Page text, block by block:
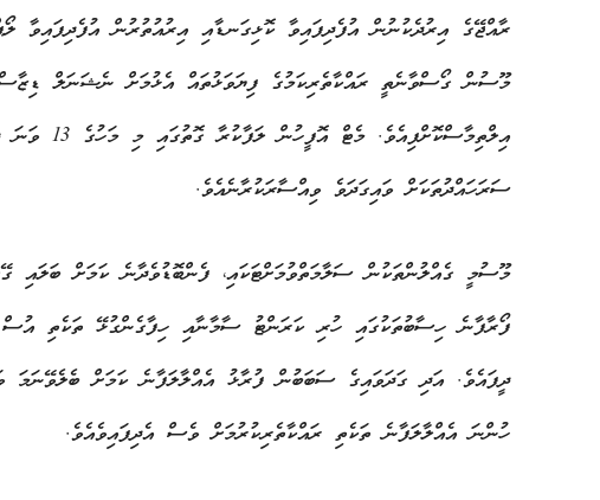
ރާއްޖޭގެ އިރުދެކުނުން އުފެދިފައިވާ ކޮޅިގަނޑާއި އިރުއުތުރުން
މޫސުން ގޯސްވާނެތީ ރައްކާތެރިކަމުގެ ފިޔަވަޅުތައް އެޅުމަށް ނެޝަނަލް
ސަރަހައްދުތަކަށް ވައިގަދަވެ ވިއްސާރަކުރާނެއެވެ.
މޫސުމީ ގެއްލުންތަކުން ސަލާމަތްވުމަށްޓަކައި، ފެންބޮޑުވެދާނެ ކަމަށް ބަލައި
ފޯރާފާނެ ހިސާބުތަކުގައި ހުރި ކަރަންޓު ސާމާނާއި ހިފާގެންގުޅޭ ތަކެތި
ދީފައެވެ. އަދި ގަދަވައިގެ ސަބަބުން ފުރާޅު އެއްލާލަފާނެ ކަމަށް ބެލެވޭނަމަ
ހުންނަ އެއްލާލަފާނެ ތަކެތި ރައްކާތެރިކުރުމަށް ވެސް އެދިފައިވެއެވެ.